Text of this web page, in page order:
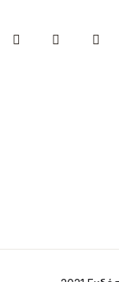
InstagramFacebook